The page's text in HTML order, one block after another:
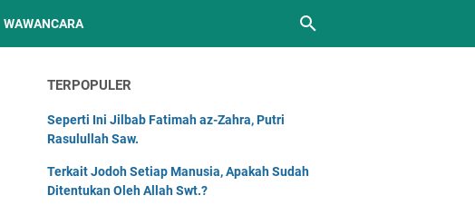
WAWANCARA
TERPOPULER
Seperti Ini Jilbab Fatimah az-Zahra, Putri
Rasulullah Saw.
Terkait Jodoh Setiap Manusia, Apakah Sudah
Ditentukan Oleh Allah Swt.?